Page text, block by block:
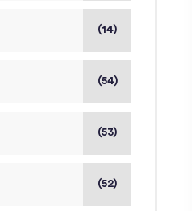
(14)
(54)
(53)
(52)